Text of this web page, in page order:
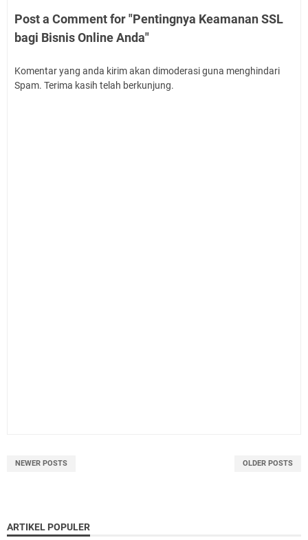
Post a Comment for "Pentingnya Keamanan SSL
bagi Bisnis Online Anda"
Komentar yang anda kirim akan dimoderasi guna menghindari
Spam. Terima kasih telah berkunjung.
NEWER POSTS OLDER POSTS
ARTIKEL POPULER